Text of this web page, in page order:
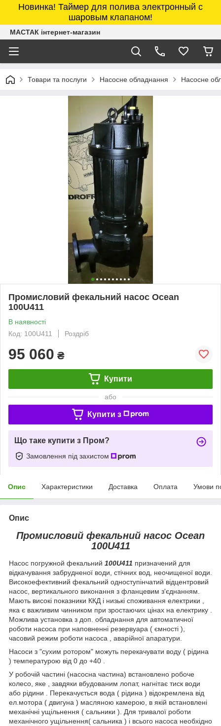
Новинка! Таймер для полива электронный с
шаровым клапаном!
МАСТАК інтернет-магазин
Товари та послуги Насосне обладнання Насосне
Промисловий фекальний насос Ocean
100U411
В наявності
Код: 100U411
Роздріб
95 060 ₴
Купити
або
Купити з
Що таке купити з Пром?
Замовлення під захистом
Опис Характеристики Доставка Оплата Умови
Опис
Промисловий фекальний насос Ocean
100U411
Насос погружной фекальний 100U411 призначений для
відкачування забрудненої води, стічних вод, неочищеної води.
Високоефективний фекальний одноступінчатий відцентровий
насос, вертикального виконання з фланцевим з'єднанням.
Мають високі показники ККД і низькі споживання електрики ,
яка є важливим чинником при зростаючих цінах на електрику .
Можлива установка з доп. обладнання для автоматичної
роботи насоса при наповненні резервуара ( ємності ),
часовий режим роботи насоса , аварійної апаратури.
Насоси з "сухим ротором" можуть перекачувати воду ( рідина
) температурою від 0 до +40 .
У робочій частині (насосна частина) встановлено робоче
колесо, яке , завдяки вбудованим лопат, нагнітає тиск води
або рідини . Перекачується вода ( рідина ) відокремлена від
ел.мотора ( двигуна ) масляною камерою, в якій встановлені
механічні ущільнення ( сальники ). Для тривалої роботи
механічного ущільнення( сальника ) і всього насоса необхідно